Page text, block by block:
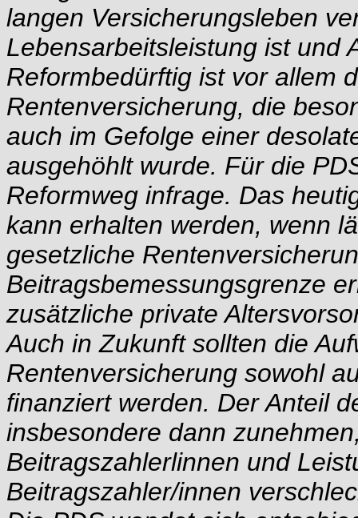
langen Versicherungsleben
Lebensarbeitsleistung ist und
Reformbedürftig ist vor allem
Rentenversicherung, die
auch im Gefolge einer
ausgehöhlt wurde. Für die
Reformweg infrage. Das
kann erhalten werden, wenn
gesetzliche
Beitragsbemessungsgrenze
zusätzliche private
Auch in Zukunft sollten die
Rentenversicherung sowohl
finanziert werden. Der Anteil
insbesondere dann
Beitragszahlerlinnen und
Beitragszahler/innen